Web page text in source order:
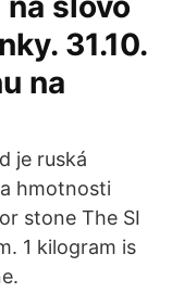
31.10.
na
je ruská
hmotnosti
stone The SI
1 kilogram is